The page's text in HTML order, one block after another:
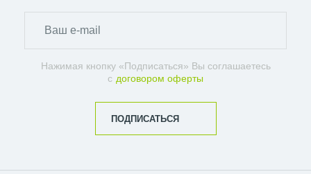
Нажимая кнопку «Подписаться» Вы соглашаетесь
с договором оферты
ПОДПИСАТЬСЯ